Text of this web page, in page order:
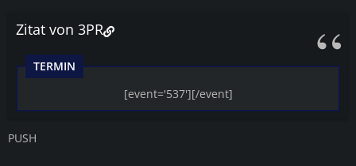
Zitat von 3PR
TERMIN
[event='537'][/event]
PUSH